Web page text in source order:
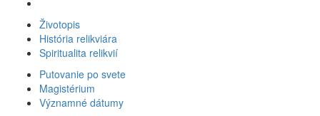
Životopis
História relikviára
Spiritualita relikvií
Putovanie po svete
Magistérium
Významné dátumy